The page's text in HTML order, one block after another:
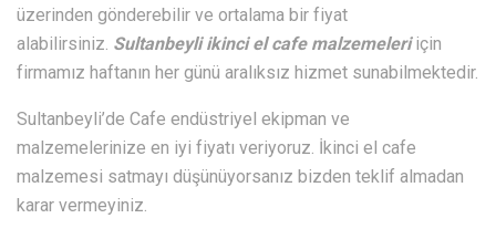
üzerinden gönderebilir ve ortalama bir fiyat
alabilirsiniz. Sultanbeyli ikinci el cafe malzemeleriiçin
firmamız haftanın her günü aralıksız hizmet sunabilmektedir.
Sultanbeyli’de Cafe endüstriyel ekipman ve
malzemelerinize en iyi fiyatı veriyoruz. İkinci el cafe
malzemesi satmayı düşünüyorsanız bizden teklif almadan
karar vermeyiniz.